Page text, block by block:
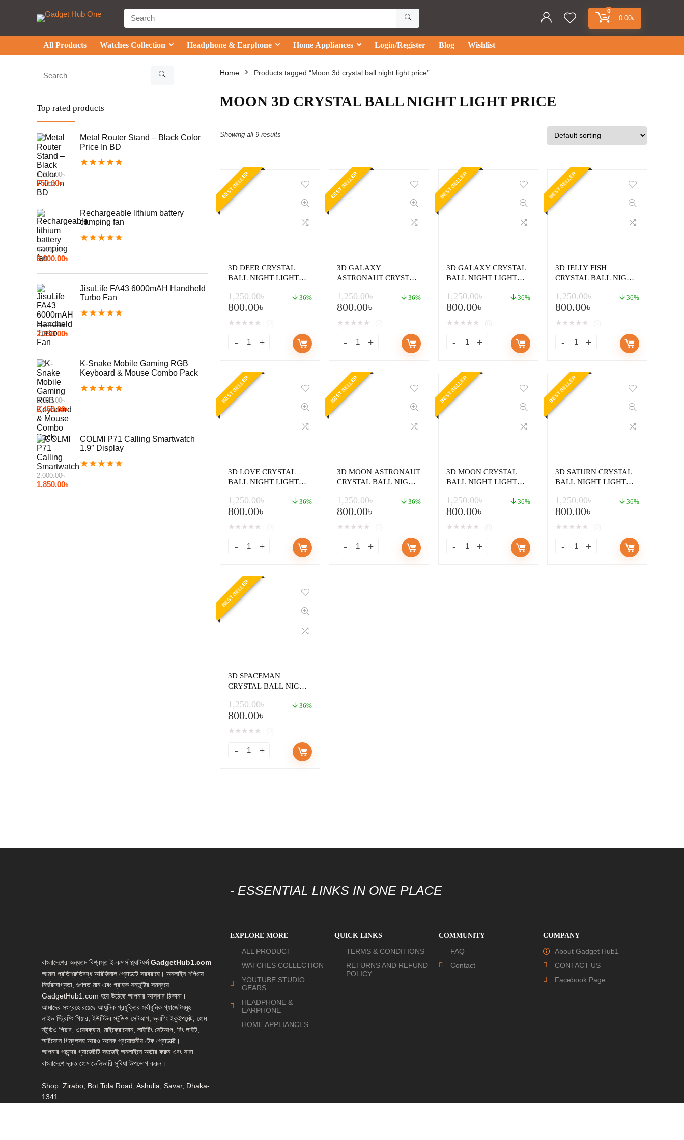
0
0.00৳
All Products Watches Collection Headphone & Earphone Home Appliances Login/Register Blog Wishlist
Top rated products
Metal Router Stand – Black Color
Price In BD
★★★★★
1,000.00৳
750.00৳
Rechargeable lithium battery
camping fan
★★★★★
4,000.00৳
3,000.00৳
JisuLife FA43 6000mAH Handheld
Turbo Fan
★★★★★
2,500.00৳
2,250.00৳
K-Snake Mobile Gaming RGB
Keyboard & Mouse Combo Pack
★★★★★
3,000.00৳
2,450.00৳
COLMI P71 Calling Smartwatch
1.9″ Display
★★★★★
2,000.00৳
1,850.00৳
Home Products tagged “Moon 3d crystal ball night light price”
MOON 3D CRYSTAL BALL NIGHT LIGHT PRICE
Showing all 9 results
BEST SELLER
3D DEER CRYSTAL
BALL NIGHT LIGHT
1,250.00৳
800.00৳
36%
★ ★ ★ ★ ★
BEST SELLER
3D GALAXY
ASTRONAUT CRYSTAL
LAMP
1,250.00৳
800.00৳
36%
★ ★ ★ ★ ★
BEST SELLER
3D GALAXY CRYSTAL
BALL NIGHT LIGHT
1,250.00৳
800.00৳
36%
★ ★ ★ ★ ★
BEST SELLER
3D JELLY FISH
CRYSTAL BALL NIGHT
1,250.00৳
800.00৳
36%
★ ★ ★ ★ ★
BEST SELLER
3D LOVE CRYSTAL
BALL NIGHT LIGHT
1,250.00৳
800.00৳
36%
★ ★ ★ ★ ★
BEST SELLER
3D MOON ASTRONAUT
CRYSTAL BALL NIGHT
1,250.00৳
800.00৳
36%
★ ★ ★ ★ ★
BEST SELLER
3D MOON CRYSTAL
BALL NIGHT LIGHT
1,250.00৳
800.00৳
36%
★ ★ ★ ★ ★
BEST SELLER
3D SATURN CRYSTAL
BALL NIGHT LIGHT
1,250.00৳
800.00৳
36%
★ ★ ★ ★ ★
BEST SELLER
3D SPACEMAN
CRYSTAL BALL NIGHT
1,250.00৳
800.00৳
36%
★ ★ ★ ★ ★
বাংলাদেশের অন্যতম বিশ্বস্ত ই-কমার্স প্ল্যাটফর্মGadgetHub1.com
আমরা প্রতিশ্রুতিবদ্ধ অরিজিনাল প্রোডাক্ট সরবরাহে। অনলাইন শপিংয়ে
নির্ভরযোগ্যতা, গুণগত মান এবং গ্রাহক সন্তুষ্টির সমন্বয়ে
GadgetHub1.com হয়ে উঠেছে আপনার আস্থার ঠিকানা।
আমাদের সংগ্রহে রয়েছে আধুনিক প্রযুক্তির সর্বাধুনিক গ্যাজেটসমূহ—
লাইভ স্ট্রিমিং গিয়ার, ইউটিউব স্টুডিও সেটআপ, ভ্লগিং ইকুইপমেন্ট, হোম
স্টুডিও গিয়ার, ওয়েবক্যাম, মাইক্রোফোন, লাইটিং সেটআপ, রিং লাইট,
স্মার্টফোন গিম্বলসহ আরও অনেক প্রয়োজনীয় টেক প্রোডাক্ট।
আপনার পছন্দের গ্যাজেটটি সহজেই অনলাইনে অর্ডার করুন এবং সারা
বাংলাদেশে দ্রুত হোম ডেলিভারি সুবিধা উপভোগ করুন।
Shop: Zirabo, Bot Tola Road, Ashulia, Savar, Dhaka-
1341
- ESSENTIAL LINKS IN ONE PLACE
EXPLORE MORE
ALL PRODUCT
WATCHES COLLECTION
YOUTUBE STUDIO
GEARS
HEADPHONE &
EARPHONE
HOME APPLIANCES
QUICK LINKS
TERMS & CONDITIONS
RETURNS AND REFUND
POLICY
COMMUNITY
FAQ
Contact
COMPANY
About Gadget Hub1
CONTACT US
Facebook Page